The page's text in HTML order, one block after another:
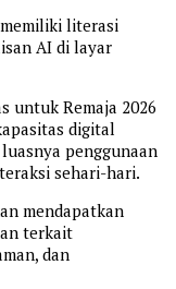
literasi
AI di layar
untuk Remaja 2026
digital
penggunaan
sehari-hari.
mendapatkan
terkait
dan